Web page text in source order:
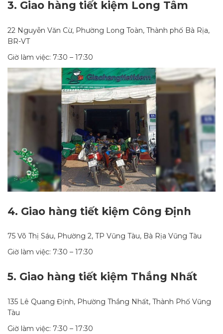
3. Giao hàng tiết kiệm Long Tâm
22 Nguyễn Văn Cừ, Phường Long Toàn, Thành phố Bà Rịa,
BR-VT
Giờ làm việc: 7:30 – 17:30
4. Giao hàng tiết kiệm Công Định
75 Võ Thị Sáu, Phường 2, TP Vũng Tàu, Bà Rịa Vũng Tàu
Giờ làm việc: 7:30 – 17:30
5. Giao hàng tiết kiệm Thắng Nhất
135 Lê Quang Định, Phường Thắng Nhất, Thành Phố Vũng
Tàu
Giờ làm việc: 7:30 – 17:30